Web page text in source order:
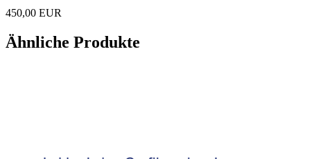
450,00 EUR
Ähnliche Produkte